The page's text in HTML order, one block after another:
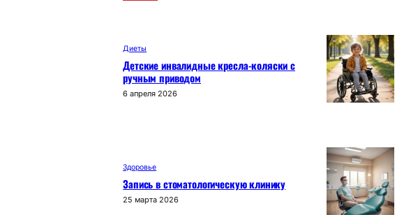
Диеты
Детские инвалидные кресла-коляски с
ручным приводом
6 апреля 2026
Здоровье
Запись в стоматологическую клинику
25 марта 2026